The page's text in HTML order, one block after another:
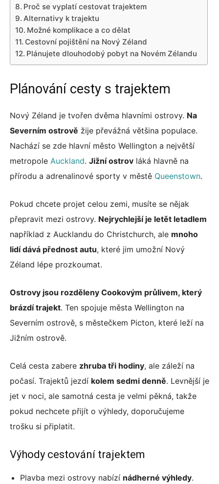
Proč se vyplatí cestovat trajektem
Alternativy k trajektu
Možné komplikace a co dělat
Cestovní pojištění na Nový Zéland
Plánujete dlouhodobý pobyt na Novém Zélandu
Plánování cesty s trajektem
Nový Zéland je tvořen dvěma hlavními ostrovy. Na
Severním ostrově žije převážná většina populace.
Nachází se zde hlavní město Wellington a největší
metropole Auckland. Jižní ostrov láká hlavně na
přírodu a adrenalinové sporty v městě Queenstown.
Pokud chcete projet celou zemi, musíte se nějak
přepravit mezi ostrovy. Nejrychlejší je letět letadlem
například z Aucklandu do Christchurch, ale mnoho
lidí dává přednost autu, které jim umožní Nový
Zéland lépe prozkoumat.
Ostrovy jsou rozděleny Cookovým průlivem, který
brázdí trajekt. Ten spojuje města Wellington na
Severním ostrově, s městečkem Picton, které leží na
Jižním ostrově.
Celá cesta zabere zhruba tři hodiny, ale záleží na
počasí. Trajektů jezdí kolem sedmi denně. Levnější je
jet v noci, ale samotná cesta je velmi pěkná, takže
pokud nechcete přijít o výhledy, doporučujeme
trošku si připlatit.
Výhody cestování trajektem
Plavba mezi ostrovy nabízí nádherné výhledy.